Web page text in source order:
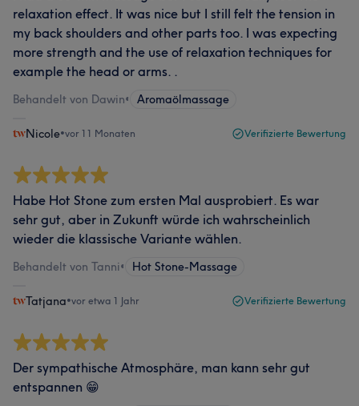
relaxation effect. It was nice but I still felt the tension in
my back shoulders and other parts too. I was expecting
more strength and the use of relaxation techniques for
example the head or arms. .
Behandelt von Dawin• Aromaölmassage
Nicole•vor 11 Monaten Verifizierte Bewertung
Habe Hot Stone zum ersten Mal ausprobiert. Es war
sehr gut, aber in Zukunft würde ich wahrscheinlich
wieder die klassische Variante wählen.
Behandelt von Tanni• Hot Stone-Massage
Tatjana•vor etwa 1 Jahr Verifizierte Bewertung
Der sympathische Atmosphäre, man kann sehr gut
entspannen 😁